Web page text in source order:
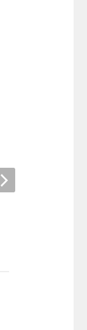
in
by you Ham“
ALEX